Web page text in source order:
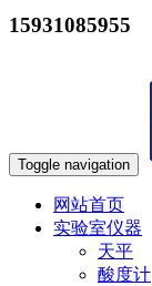
15931085955
Toggle navigation
网站首页
实验室仪器
天平
酸度计